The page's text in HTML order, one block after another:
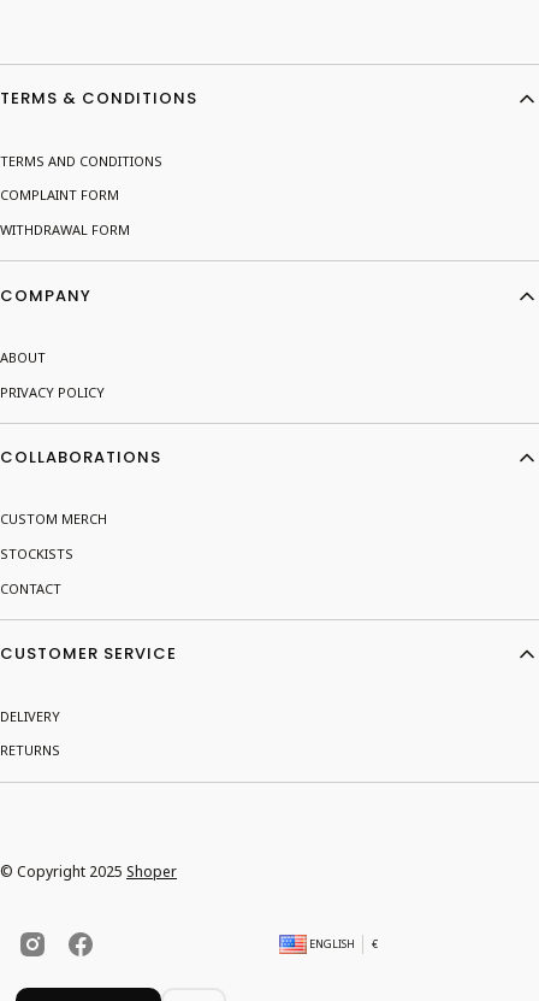
Footer menu
TERMS & CONDITIONS
TERMS AND CONDITIONS
COMPLAINT FORM
WITHDRAWAL FORM
COMPANY
ABOUT
PRIVACY POLICY
COLLABORATIONS
CUSTOM MERCH
STOCKISTS
CONTACT
CUSTOMER SERVICE
DELIVERY
RETURNS
© Copyright 2025 Shoper
ENGLISH €